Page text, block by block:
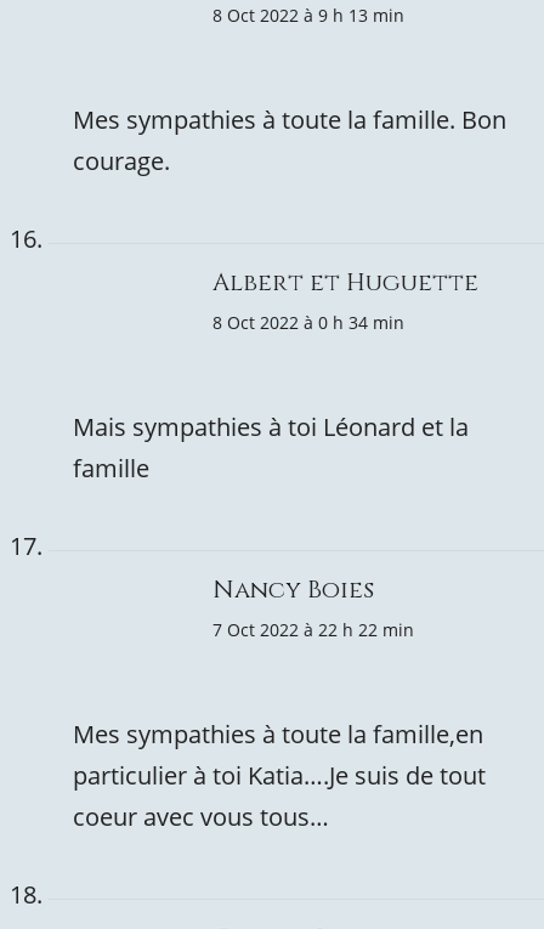
8 Oct 2022 à 9 h 13 min
Mes sympathies à toute la famille. Bon
courage.
Albert et Huguette
8 Oct 2022 à 0 h 34 min
Mais sympathies à toi Léonard et la
famille
Nancy Boies
7 Oct 2022 à 22 h 22 min
Mes sympathies à toute la famille,en
particulier à toi Katia….Je suis de tout
coeur avec vous tous…